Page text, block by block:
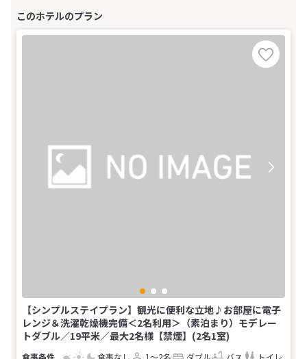
【シンプルステイプラン】観光に便利な立地♪お部屋に電子
レンジ＆洗濯乾燥機完備＜2名利用＞（素泊まり）モデレー
トダブル／19平米／最大2名様【禁煙】(2名1室)
食事なし 1～2名 ダブル バス
トイレ